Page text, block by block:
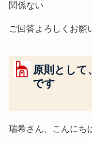
関係ない
ご回答よろしくお願
原則として
です
瑞希さん、こんにち